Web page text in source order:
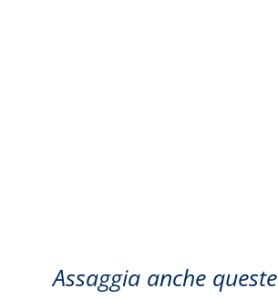
Assaggia anche queste